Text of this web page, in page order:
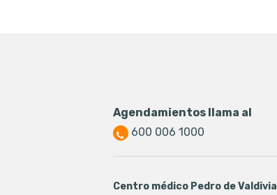
Agendamientos llama al
600 006 1000
Centro médico Pedro de Valdivia